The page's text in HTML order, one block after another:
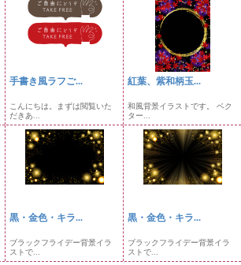
手書き風ラフご...
こんにちは。まずは閲覧いた
だきあ...
紅葉、紫和柄玉...
和風背景イラストです。 ベク
ター...
黒・金色・キラ...
ブラックフライデー背景イラ
ストで...
黒・金色・キラ...
ブラックフライデー背景イラ
ストで...